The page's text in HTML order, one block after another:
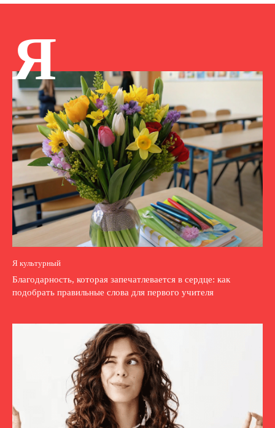
Я
Я культурный
Благодарность, которая запечатлевается в сердце: как
подобрать правильные слова для первого учителя